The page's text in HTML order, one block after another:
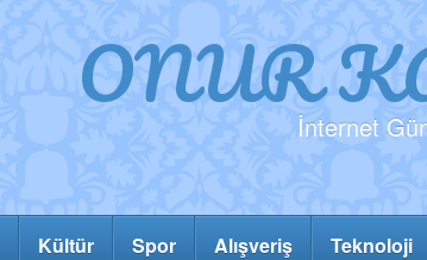
ONURİnternet
Kültür Spor Alışveriş Teknoloji